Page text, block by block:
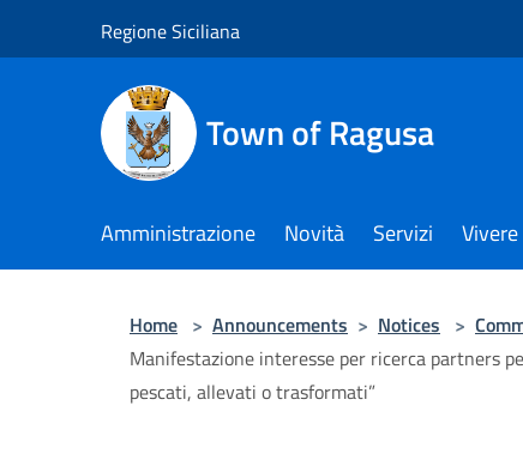
Regione Siciliana
Town of Ragusa
Amministrazione Novità Servizi
Home > Announcements > Notices >
Manifestazione interesse per ricerca partners
pescati, allevati o trasformati”